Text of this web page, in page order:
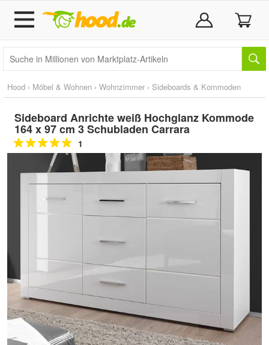
Hood › Möbel & Wohnen › Wohnzimmer › Sideboards & Kommoden
Sideboard Anrichte weiß Hochglanz Kommode
164 x 97 cm 3 Schubladen Carrara
1
Doppelt antippen zum
vergrößern